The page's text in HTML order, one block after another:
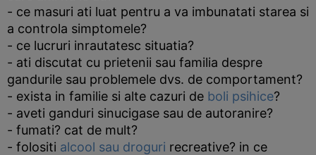
- ce masuri ati luat pentru a va imbunatati starea si
a controla simptomele?
- ce lucruri inrautatesc situatia?
- ati discutat cu prietenii sau familia despre
gandurile sau problemele dvs. de comportament?
- exista in familie si alte cazuri de boli psihice?
- aveti ganduri sinucigase sau de autoranire?
- fumati? cat de mult?
- folositi alcool sau droguri recreative? in ce